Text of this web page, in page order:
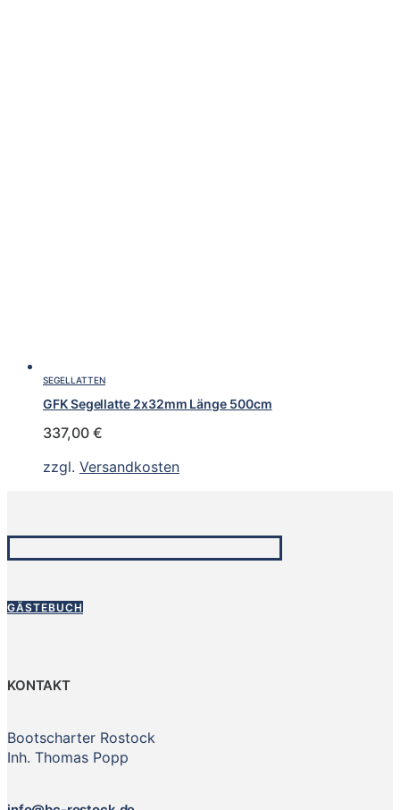
SEGELLATTEN
GFK Segellatte 2x32mm Länge 500cm
337,00 €
zzgl. Versandkosten
GÄSTEBUCH
KONTAKT
Bootscharter Rostock
Inh. Thomas Popp